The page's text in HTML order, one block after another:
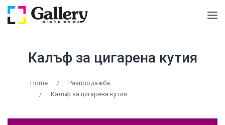
Калъф за цигарена кутия
Home /
Разпродажба
/
Калъф за цигарена кутия